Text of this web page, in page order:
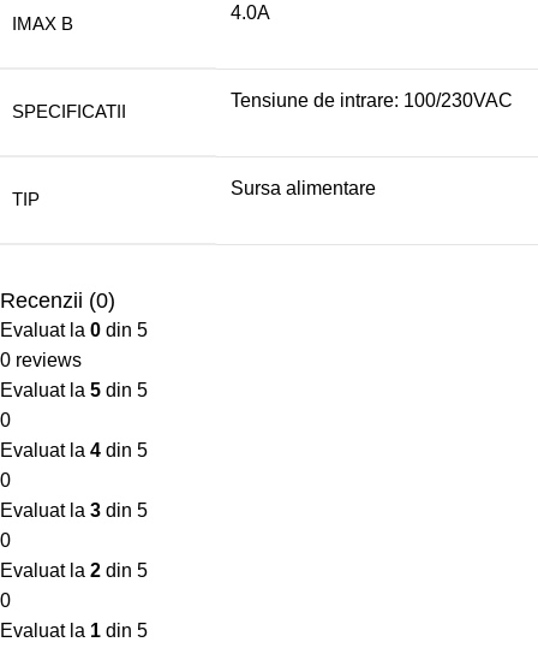
IMAX B
4.0A
SPECIFICATII
Tensiune de intrare: 100/230VAC
TIP
Sursa alimentare
Recenzii (0)
Evaluat la 0 din 5
0 reviews
Evaluat la 5 din 5
0
Evaluat la 4 din 5
0
Evaluat la 3 din 5
0
Evaluat la 2 din 5
0
Evaluat la 1 din 5